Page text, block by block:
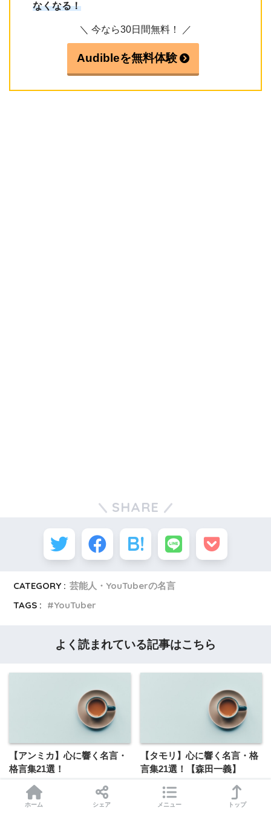
なくなる！
＼ 今なら30日間無料！ ／
Audibleを無料体験
SHARE
CATEGORY : 芸能人・YouTuberの名言
TAGS :
YouTuber
よく読まれている記事はこちら
【アンミカ】心に響く名言・
格言集21選！
【タモリ】心に響く名言・格
言集21選！【森田一義】
ホーム シェア メニュー トップ